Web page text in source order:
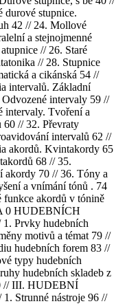
durové stupnice.
42 // 24. Mollové
a stejnojmenné
// 26. Staré
// 28. Stupnice
a cikánská 54 //
intervalů. Základní
intervaly 59 //
intervaly. Tvoření a
// 32. Převraty
intervalů 62 //
akordů. Kvintakordy 65
68 // 35.
akordy 70 // 36. Tóny a
a vnímání tónů . 74
funkce akordů v tónině
0 HUDEBNÍCH
Prvky hudebních
motivů a témat 79 //
hudebních forem 83 //
typy hudebních
hudebních skladeb z
// III. HUDEBNÍ
Strunné nástroje 96 //